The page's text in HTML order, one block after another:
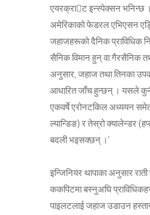
एयरक्राट इन्स्पेक्सन भनिन्छ
अमेरिकाको फेडरल एभिएसन
जहाजहरूको दैनिक प्राविधिक
सैनिक विमान हुन् वा गैरसैनिक
अनुसार, जहाज तथा तिनका
आधारित जाँच हुन्छन् । यसले कुनै
एकवर्षे एरोनटकिल अध्ययन
ल्यान्डिङ) र तेस्रो क्यालेन्डर
बदली भइसक्छन् ।’
इन्जिनियर थापाका अनुसार
ककपिटमा बस्नुअघि
पाइलटलाई जहाज उडाउन